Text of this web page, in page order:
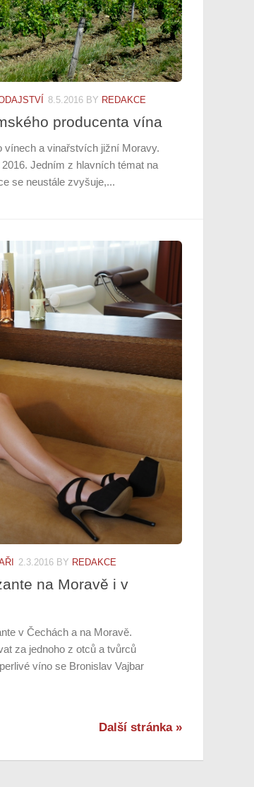
8.5.2016 BY REDAKCE
producenta vína
vínech a vinařstvích jižní Moravy.
Jedním z hlavních témat na
se neustále zvyšuje,...
2.3.2016 BY REDAKCE
na Moravě i v
v Čechách a na Moravě.
za jednoho z otců a tvůrců
víno se Bronislav Vajbar
Další stránka »